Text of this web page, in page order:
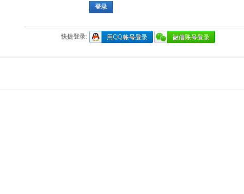
登录
快捷登录: